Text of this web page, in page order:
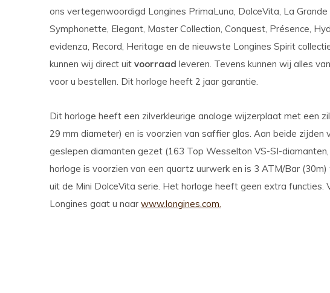
ons vertegenwoordigd Longines PrimaLuna, DolceVita, La Grande
Symphonette, Elegant, Master Collection, Conquest, Présence,
evidenza, Record, Heritage en de nieuwste Longines Spirit
kunnen wij direct uit voorraad leveren. Tevens kunnen wij alles
voor u bestellen. Dit horloge heeft 2 jaar garantie.
Dit horloge heeft een zilverkleurige analoge wijzerplaat met een
29 mm diameter) en is voorzien van saffier glas. Aan beide zijden
geslepen diamanten gezet (163 Top Wesselton VS-SI-
horloge is voorzien van een quartz uurwerk en is 3 ATM/Bar
uit de Mini DolceVita serie. Het horloge heeft geen extra functies.
Longines gaat u naar www.longines.com.